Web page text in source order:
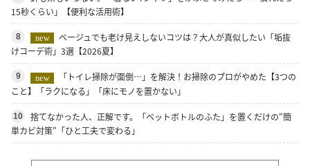
15秒くらい」【便利な活用術】
8 new
ベージュでも老け見えしないコツは？大人が真似したい「垢抜
けコーデ術」3選【2026夏】
9 new
「トイレ掃除が面倒…」を解決！お掃除のプロがやめた【3つの
こと】「ラクになる」「床にモノを置かない」
10
捨てなかった人、正解です。「ペットボトルのふた」を置くだけの"簡
単カビ対策"「ひと工夫で変わる」